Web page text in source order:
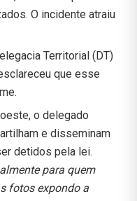
O incidente atraiu
Territorial (DT)
que esse
o delegado
e disseminam
detidos pela lei.
para quem
fotos expondo a